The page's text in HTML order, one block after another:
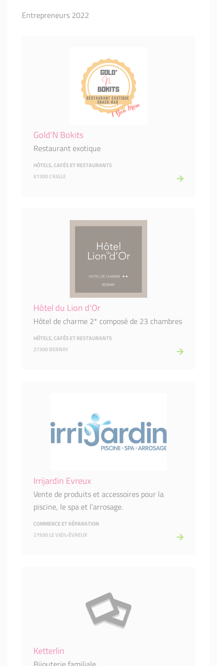
Entrepreneurs 2022
Gold'N Bokits
Restaurant exotique
HÔTELS, CAFÉS ET RESTAURANTS
61300 L'AIGLE
Hôtel du Lion d'Or
Hôtel de charme 2* composé de 23 chambres
HÔTELS, CAFÉS ET RESTAURANTS
27300 BERNAY
Irrijardin Evreux
Vente de produits et accessoires pour la
piscine, le spa et l'arrosage.
COMMERCE ET RÉPARATION
27930 LE VIEIL-ÉVREUX
Ketterlin